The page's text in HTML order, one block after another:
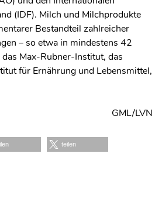
(IDF). Milch und Milchprodukte
Bestandteil zahlreicher
– so etwa in mindestens 42
Max-Rubner-Institut, das
für Ernährung und Lebensmittel,
GML/LVN
teilen